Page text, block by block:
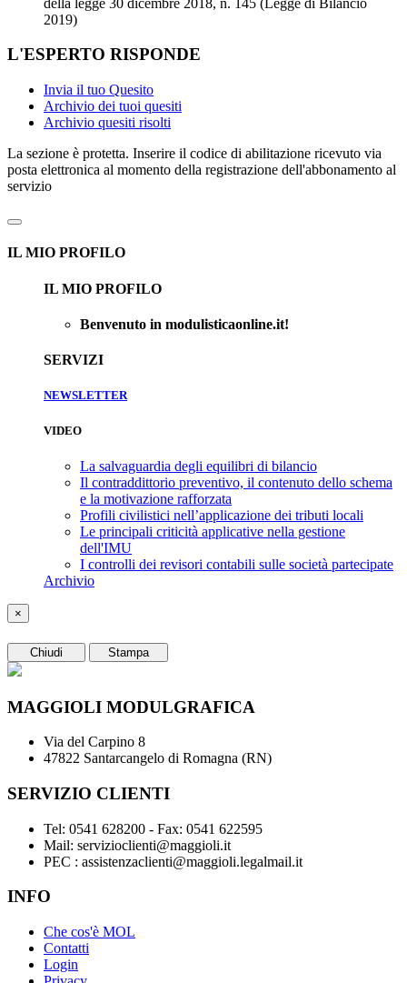
2019)
L'ESPERTO RISPONDE
Invia il tuo Quesito
Archivio dei tuoi quesiti
Archivio quesiti risolti
La sezione è protetta. Inserire il codice di abilitazione ricevuto via
posta elettronica al momento della registrazione dell'abbonamento al
servizio
IL MIO PROFILO
IL MIO PROFILO
Benvenuto in modulisticaonline.it!
SERVIZI
NEWSLETTER
VIDEO
La salvaguardia degli equilibri di bilancio
Il contraddittorio preventivo, il contenuto dello schema
e la motivazione rafforzata
Profili civilistici nell’applicazione dei tributi locali
Le principali criticità applicative nella gestione
dell'IMU
I controlli dei revisori contabili sulle società partecipate
Archivio
×
Chiudi Stampa
MAGGIOLI MODULGRAFICA
Via del Carpino 8
47822 Santarcangelo di Romagna (RN)
SERVIZIO CLIENTI
Tel: 0541 628200 - Fax: 0541 622595
Mail: servizioclienti@maggioli.it
PEC : assistenzaclienti@maggioli.legalmail.it
INFO
Che cos'è MOL
Contatti
Login